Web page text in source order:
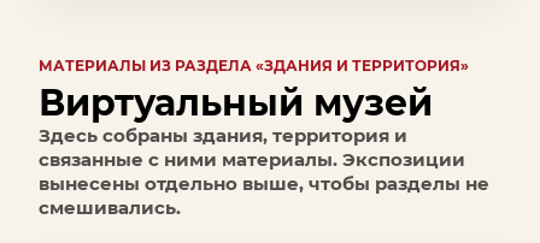
МАТЕРИАЛЫ ИЗ РАЗДЕЛА «ЗДАНИЯ И ТЕРРИТОРИЯ»
Виртуальный музей
Здесь собраны здания, территория и
связанные с ними материалы. Экспозиции
вынесены отдельно выше, чтобы разделы не
смешивались.